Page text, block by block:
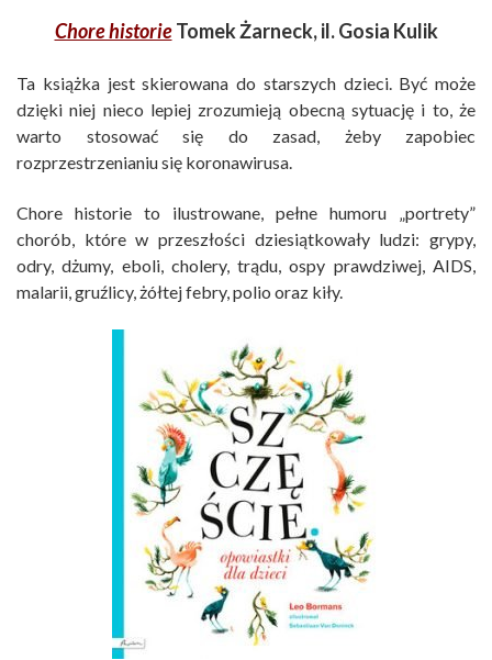
Chore historieTomek Żarneck, il. Gosia Kulik
Ta książka jest skierowana do starszych dzieci. Być może
dzięki niej nieco lepiej zrozumieją obecną sytuację i to, że
warto stosować się do zasad, żeby zapobiec
rozprzestrzenianiu się koronawirusa.
Chore historie to ilustrowane, pełne humoru „portrety”
chorób, które w przeszłości dziesiątkowały ludzi: grypy,
odry, dżumy, eboli, cholery, trądu, ospy prawdziwej, AIDS,
malarii, gruźlicy, żółtej febry, polio oraz kiły.